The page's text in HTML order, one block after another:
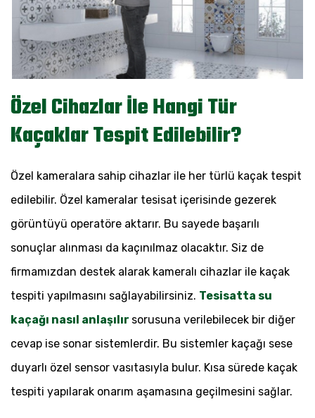
Özel Cihazlar İle Hangi Tür
Kaçaklar Tespit Edilebilir?
Özel kameralara sahip cihazlar ile her türlü kaçak tespit
edilebilir. Özel kameralar tesisat içerisinde gezerek
görüntüyü operatöre aktarır. Bu sayede başarılı
sonuçlar alınması da kaçınılmaz olacaktır. Siz de
firmamızdan destek alarak kameralı cihazlar ile kaçak
tespiti yapılmasını sağlayabilirsiniz. Tesisatta su
kaçağı nasıl anlaşılır sorusuna verilebilecek bir diğer
cevap ise sonar sistemlerdir. Bu sistemler kaçağı sese
duyarlı özel sensor vasıtasıyla bulur. Kısa sürede kaçak
tespiti yapılarak onarım aşamasına geçilmesini sağlar.